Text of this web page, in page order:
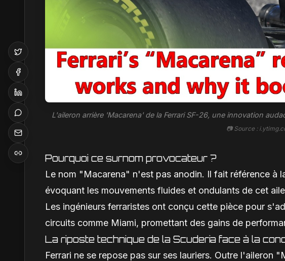
L'aileron arrière 'Macarena' de la Ferrari SF-26, une innovation
📷 Source :
Pourquoi ce surnom provocateur ?
Le nom "Macarena" n'est pas anodin. Il fait référence à
évoquant les mouvements fluides et ondulants de cet
Les ingénieurs ferraristes ont conçu cette pièce pour
circuits comme Miami, promettant des gains de
La riposte technique de la Scuderia face à la
Ferrari ne se repose pas sur ses lauriers. Outre l'aileron